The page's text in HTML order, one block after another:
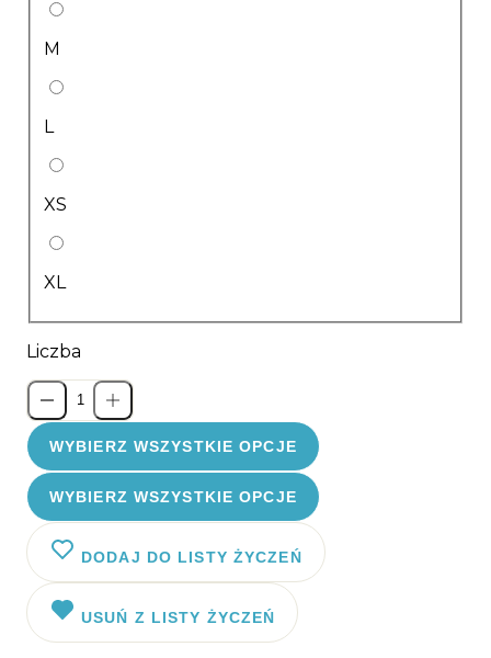
M
L
XS
XL
Liczba
WYBIERZ WSZYSTKIE OPCJE
WYBIERZ WSZYSTKIE OPCJE
DODAJ DO LISTY ŻYCZEŃ
USUŃ Z LISTY ŻYCZEŃ